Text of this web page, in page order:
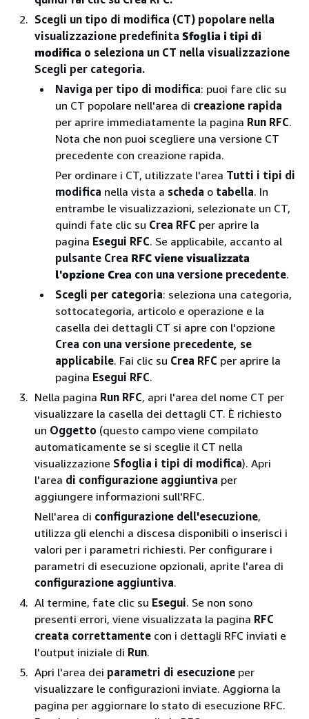
Scegli un tipo di modifica (CT) popolare nella
visualizzazione predefinita Sfoglia i tipi di
modifica o seleziona un CT nella visualizzazione
Scegli per categoria.
Naviga per tipo di modifica: puoi fare clic su
un CT popolare nell'area di creazione rapida
per aprire immediatamente la pagina Run RFC.
Nota che non puoi scegliere una versione CT
precedente con creazione rapida.
Per ordinare i CT, utilizzate l'area Tutti i tipi di
modifica nella vista a scheda o tabella. In
entrambe le visualizzazioni, selezionate un CT,
quindi fate clic su Crea RFC per aprire la
pagina Esegui RFC. Se applicabile, accanto al
pulsante Crea RFC viene visualizzata
l'opzione Crea con una versione precedente.
Scegli per categoria: seleziona una categoria,
sottocategoria, articolo e operazione e la
casella dei dettagli CT si apre con l'opzione
Crea con una versione precedente, se
applicabile. Fai clic su Crea RFC per aprire la
pagina Esegui RFC.
Nella pagina Run RFC, apri l'area del nome CT per
visualizzare la casella dei dettagli CT. È richiesto
un Oggetto (questo campo viene compilato
automaticamente se si sceglie il CT nella
visualizzazione Sfoglia i tipi di modifica). Apri
l'area di configurazione aggiuntiva per
aggiungere informazioni sull'RFC.
Nell'area di configurazione dell'esecuzione,
utilizza gli elenchi a discesa disponibili o inserisci i
valori per i parametri richiesti. Per configurare i
parametri di esecuzione opzionali, aprite l'area di
configurazione aggiuntiva.
Al termine, fate clic su Esegui. Se non sono
presenti errori, viene visualizzata la pagina RFC
creata correttamente con i dettagli RFC inviati e
l'output iniziale di Run.
Apri l'area dei parametri di esecuzione per
visualizzare le configurazioni inviate. Aggiorna la
pagina per aggiornare lo stato di esecuzione RFC.